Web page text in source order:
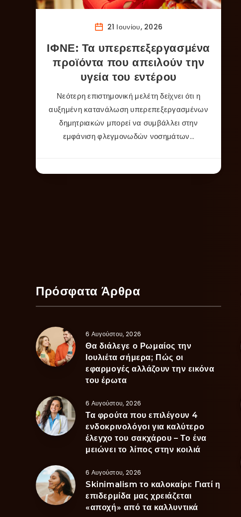
21 Ιουνίου, 2026
ΙΦΝΕ: Τα υπερεπεξεργασμένα
προϊόντα που απειλούν την
υγεία του εντέρου
Νεότερη επιστημονική μελέτη δείχνει ότι η
αυξημένη κατανάλωση υπερεπεξεργασμένων
δημητριακών μπορεί να συμβάλλει στην
εμφάνιση φλεγμονωδών νοσημάτων…
Πρόσφατα Άρθρα
6 Αυγούστου, 2026
Θα διάλεγε ο Ρωμαίος την
Ιουλιέτα σήμερα; Πώς οι
εφαρμογές αλλάζουν την εικόνα
του έρωτα
6 Αυγούστου, 2026
Τα φρούτα που επιλέγουν 4
ενδοκρινολόγοι για καλύτερο
έλεγχο του σακχάρου – Το ένα
μειώνει το λίπος στην κοιλιά
6 Αυγούστου, 2026
Skinimalism το καλοκαίρι: Γιατί η
επιδερμίδα μας χρειάζεται
«αποχή» από τα καλλυντικά